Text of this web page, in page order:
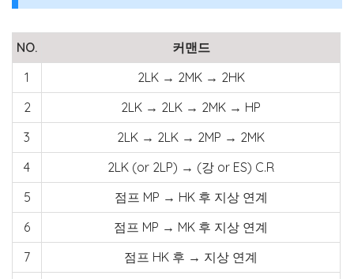
NO.
커맨드
1
2LK → 2MK → 2HK
2
2LK → 2LK → 2MK → HP
3
2LK → 2LK → 2MP → 2MK
4
2LK (or 2LP) → (강 or ES) C.R
5
점프 MP → HK 후 지상 연계
6
점프 MP → MK 후 지상 연계
7
점프 HK 후 → 지상 연계